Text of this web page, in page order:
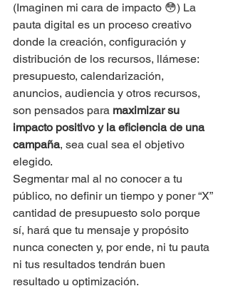
(Imaginen mi cara de impacto 😳) La
pauta digital es un proceso creativo
donde la creación, configuración y
distribución de los recursos, llámese:
presupuesto, calendarización,
anuncios, audiencia y otros recursos,
son pensados para maximizar su
impacto positivo y la eficiencia de una
campaña, sea cual sea el objetivo
elegido.
Segmentar mal al no conocer a tu
público, no definir un tiempo y poner “X”
cantidad de presupuesto solo porque
sí, hará que tu mensaje y propósito
nunca conecten y, por ende, ni tu pauta
ni tus resultados tendrán buen
resultado u optimización.